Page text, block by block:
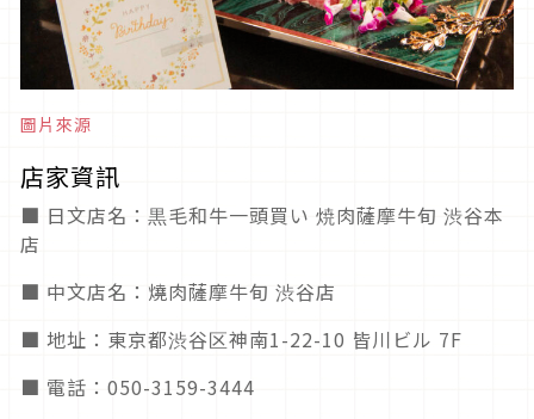
圖片來源
店家資訊
■ 日文店名：黒毛和牛一頭買い 焼肉薩摩牛旬 渋谷本
店
■ 中文店名：燒肉薩摩牛旬 渋谷店
■ 地址：東京都渋谷区神南1-22-10 皆川ビル 7F
■ 電話：050-3159-3444